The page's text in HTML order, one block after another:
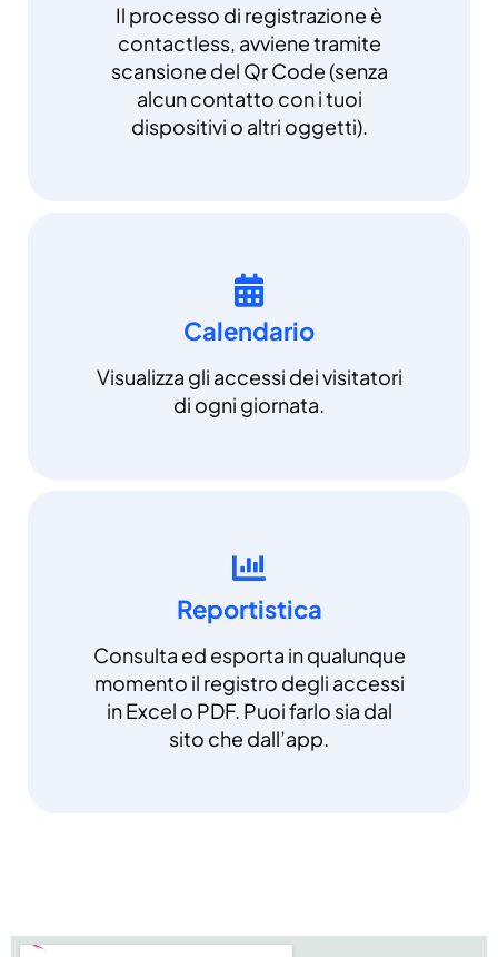
Il processo di registrazione è
contactless, avviene tramite
scansione del Qr Code (senza
alcun contatto con i tuoi
dispositivi o altri oggetti).
Calendario
Visualizza gli accessi dei visitatori
di ogni giornata.
Reportistica
Consulta ed esporta in qualunque
momento il registro degli accessi
in Excel o PDF. Puoi farlo sia dal
sito che dall’app.